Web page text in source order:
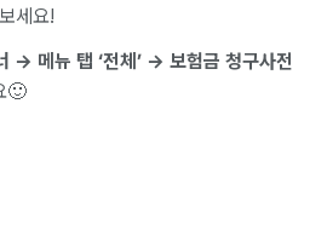
세요!
→ 메뉴 탭 ‘전체’ → 보험금 청구사전
🙂